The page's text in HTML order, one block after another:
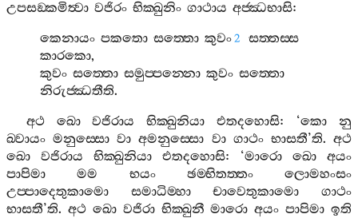
උපසඞ‍්කමිත්‍වා වජිරං භික‍්ඛුනිං ගාථාය අජ‍්ඣභාසි:
කෙනායං පකතො සත‍්තො කුවං2
සත‍්තස‍්ස
කාරකො,
කුවං සත‍්තො සමුප‍්පන‍්නො කුවං සත‍්තො
නිරුජ‍්ඣතීති.
අථ
ඛො වජිරාය භික‍්ඛුනියා එතදහොසි: ‘කො
නු
ඛ‍්වායං මනුස‍්සො වා අමනුස‍්සො වා ගාථං භාසතී’ති.අථ
ඛො
වජිරාය භික‍්ඛුනියා එතදහොසි: ‘මාරො ඛො
අයං
පාපිමා
මම භයං ඡම‍්භිතත‍්තං
ලොමහංසං
උප‍්පාදෙතුකාමො
සමාධිම‍්හා චාවෙතුකාමො
ගාථං
භාසතී’ති. අථ ඛො වජිරා භික‍්ඛුනී මාරො අයං පාපිමා ඉති